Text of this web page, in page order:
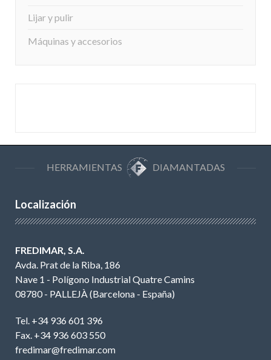
Lijar y pulir
Máquinas y accesorios
HERRAMIENTAS DIAMANTADAS
Localización
FREDIMAR, S.A.
Avda. Prat de la Riba, 186
Nave 1 - Polígono Industrial Quatre Camins
08780 - PALLEJÀ (Barcelona - España)
Tel. +34 936 601 396
Fax. +34 936 603 550
fredimar@fredimar.com